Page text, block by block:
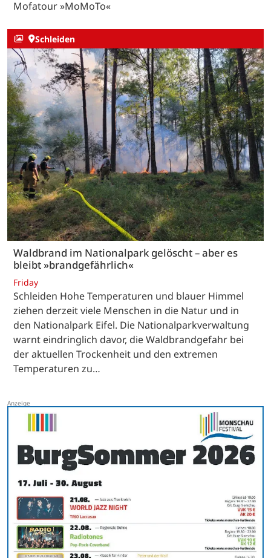
Mofatour »MoMoTo«
Schleiden
Waldbrand im Nationalpark gelöscht – aber es
bleibt »brandgefährlich«
Friday
Schleiden Hohe Temperaturen und blauer Himmel
ziehen derzeit viele Menschen in die Natur und in
den Nationalpark Eifel. Die Nationalparkverwaltung
warnt eindringlich davor, die Waldbrandgefahr bei
der aktuellen Trockenheit und den extremen
Temperaturen zu…